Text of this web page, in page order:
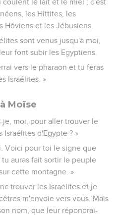
coulent le lait et le miel ; c'est
les Hittites, les
Héviens et les Jébusiens.
sont venus jusqu'à moi,
font subir les Egyptiens.
vers le pharaon et tu feras
Israélites. »
Moïse
je, moi, pour aller trouver le
Israélites d'Egypte ? »
Voici pour toi le signe que
auras fait sortir le peuple
cette montagne. »
trouver les Israélites et je
m'envoie vers vous.’Mais
nom, que leur répondrai-